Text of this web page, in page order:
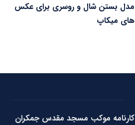
مدل بستن شال و روسری برای عکس
های میکاپ
کارنامه موکب مسجد مقدس جمکران